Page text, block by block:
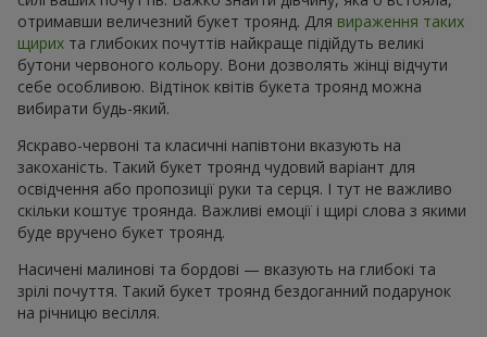
отримавши величезний букет троянд. Для вираження таких
щирих та глибоких почуттів найкраще підійдуть великі
бутони червоного кольору. Вони дозволять жінці відчути
себе особливою. Відтінок квітів букета троянд можна
вибирати будь-який.
Яскраво-червоні та класичні напівтони вказують на
закоханість. Такий букет троянд чудовий варіант для
освідчення або пропозиції руки та серця. І тут не важливо
скільки коштує троянда. Важливі емоції і щирі слова з якими
буде вручено букет троянд.
Насичені малинові та бордові — вказують на глибокі та
зрілі почуття. Такий букет троянд бездоганний подарунок
на річницю весілля.